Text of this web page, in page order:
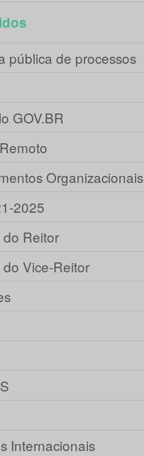
pública de processos
GOV.BR
Organizacionais
2025
Reitor
Vice-Reitor
Internacionais